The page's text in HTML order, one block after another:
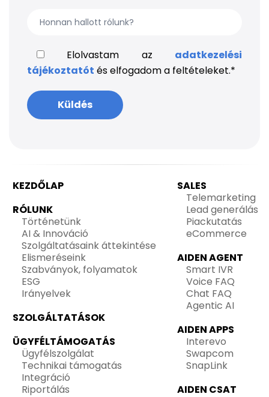
Elolvastam az adatkezelési
tájékoztatót és elfogadom a feltételeket.*
KEZDŐLAP
RÓLUNK
Történetünk
AI & Innováció
Szolgáltatásaink áttekintése
Elismeréseink
Szabványok, folyamatok
ESG
Irányelvek
SZOLGÁLTATÁSOK
ÜGYFÉLTÁMOGATÁS
Ügyfélszolgálat
Technikai támogatás
Integráció
Riportálás
SALES
Telemarketing
Lead generálás
Piackutatás
eCommerce
AIDEN AGENT
Smart IVR
Voice FAQ
Chat FAQ
Agentic AI
AIDEN APPS
Interevo
Swapcom
SnapLink
AIDEN CSAT